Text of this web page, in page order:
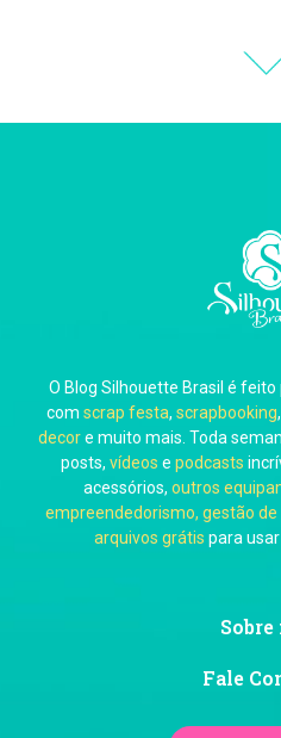
Carla
Carol
Ju Mirthes
O Blog Silhouette Brasil é
com scrap festa, scrapbooking,
decore muito mais. Toda
posts, vídeos e podcasts
acessórios, outros
empreendedorismo, gestão de
arquivos grátis para
Sobre
Fale